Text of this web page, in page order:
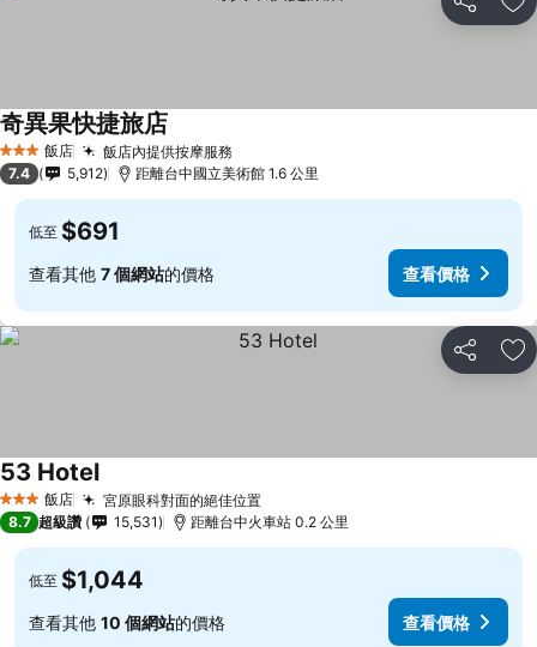
分享 加
3 星級 飯店 飯店內提供按摩服務
奇異果快捷旅店
7.4 5,912 距離台中國立美術館 1.6 公里
低至 $691
查看其他 7 個網站的價格 查看價格
分享 加
3 星級 飯店 宮原眼科對面的絕佳位置查看價格
53 Hotel查看價格
8.7 超級讚 15,531 距離台中火車站 0.2 公里
低至 $1,044
查看其他 10 個網站的價格 查看價格